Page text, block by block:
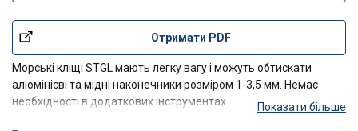
Отримати PDF
Морські кліщі STGL мають легку вагу і можуть обтискати
алюмінієві та мідні наконечники розміром 1-3,5 мм. Немає
необхідності в додаткових інструментах.
Показати більше